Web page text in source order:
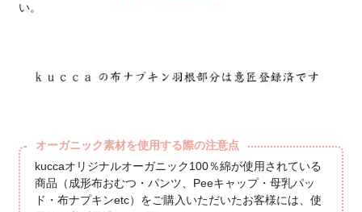
い。
オーガニック素材を使用する際の注意点
kuccaオリジナルオーガニック100％綿が使用されている
商品（成形布おむつ・パンツ、Peeキャップ・母乳パッ
ド・布ナプキンetc）をご購入いただいたお客様には、使